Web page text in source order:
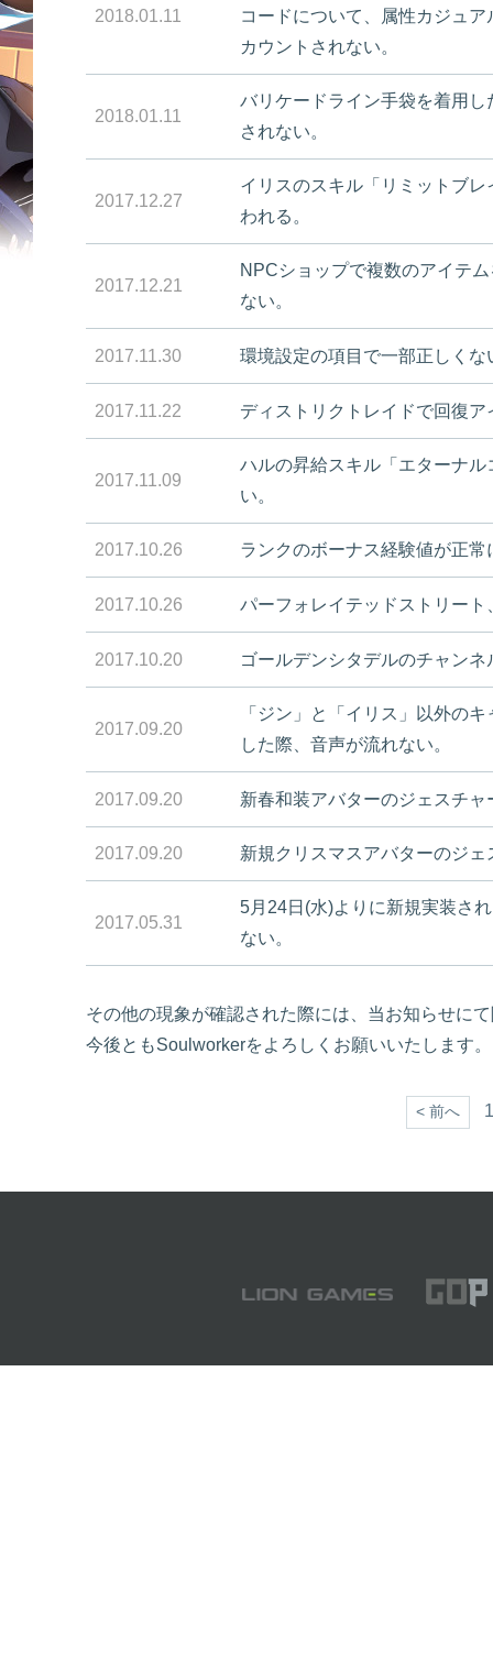
2018.01.11
コードについて、属性カジュ
カウントされない。
2018.01.11
バリケードライン手袋を着用
されない。
2017.12.27
イリスのスキル「リミットブ
われる。
2017.12.21
NPCショップで複数のアイテ
ない。
2017.11.30 環境設定の項目で一部正しく
2017.11.22 ディストリクトレイドで回復
2017.11.09
ハルの昇給スキル「エターナ
い。
2017.10.26 ランクのボーナス経験値が正
2017.10.26 パーフォレイテッドストリー
2017.10.20 ゴールデンシタデルのチャン
2017.09.20
「ジン」と「イリス」以外の
した際、音声が流れない。
2017.09.20 新春和装アバターのジェスチ
2017.09.20 新規クリスマスアバターのジ
2017.05.31
5月24日(水)よりに新規実装さ
ない。
その他の現象が確認された際には、当お知らせに
今後ともSoulworkerをよろしくお願いいたします。
< 前へ 1